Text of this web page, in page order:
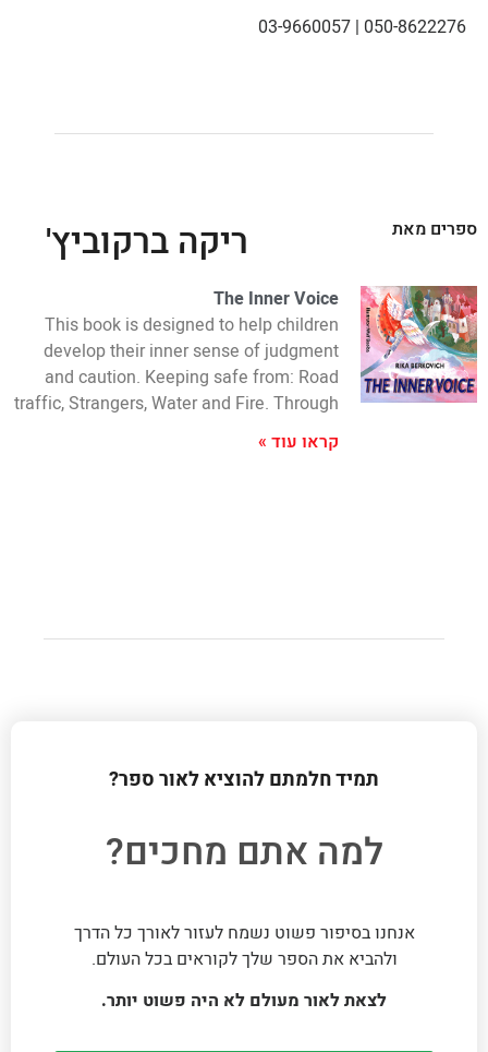
050-8622276 | 03-9660057
ספרים מאת ריקה ברקוביץ'
The Inner Voice
This book is designed to help children
develop their inner sense of judgment
and caution. Keeping safe from: Road
traffic, Strangers, Water and Fire. Through
קראו עוד »
תמיד חלמתם להוציא לאור ספר?
למה אתם מחכים?
אנחנו בסיפור פשוט נשמח לעזור לאורך כל הדרך
ולהביא את הספר שלך לקוראים בכל העולם.
לצאת לאור מעולם לא היה פשוט יותר.